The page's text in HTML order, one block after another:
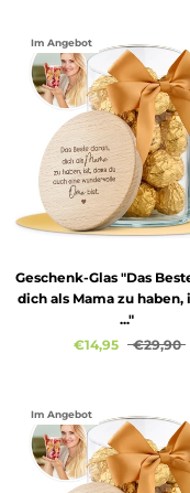
Im Angebot
Geschenk-Glas "Das
dich als Mama zu haben,
..."
€14,95
€29,90
Im Angebot